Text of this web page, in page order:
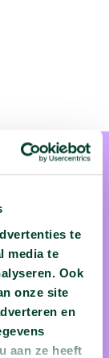
te
media te
Ook
onze site
en
aan ze heeft
Universiteit